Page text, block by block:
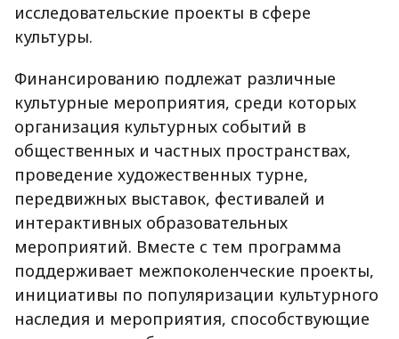
исследовательские проекты в сфере
культуры.
Финансированию подлежат различные
культурные мероприятия, среди которых
организация культурных событий в
общественных и частных пространствах,
проведение художественных турне,
передвижных выставок, фестивалей и
интерактивных образовательных
мероприятий. Вместе с тем программа
поддерживает межпоколенческие проекты,
инициативы по популяризации культурного
наследия и мероприятия, способствующие